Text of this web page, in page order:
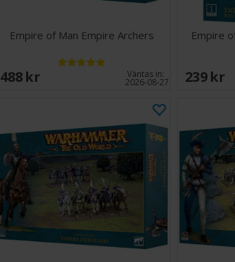
Empire of Man Empire Archers
488 SEK Väntas in:
2026-08-27
Empire
239 SEK